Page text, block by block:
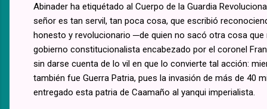
Abinader ha etiquétado al Cuerpo de la Guardia
señor es tan servil, tan poca cosa, que escribió
honesto y revolucionario ─de quien no sacó otra cosa
gobierno constitucionalista encabezado por el coronel
sin darse cuenta de lo vil en que lo convierte tal acción:
también fue Guerra Patria, pues la invasión de más de 40
entregado esta patria de Caamaño al yanqui imperialista.